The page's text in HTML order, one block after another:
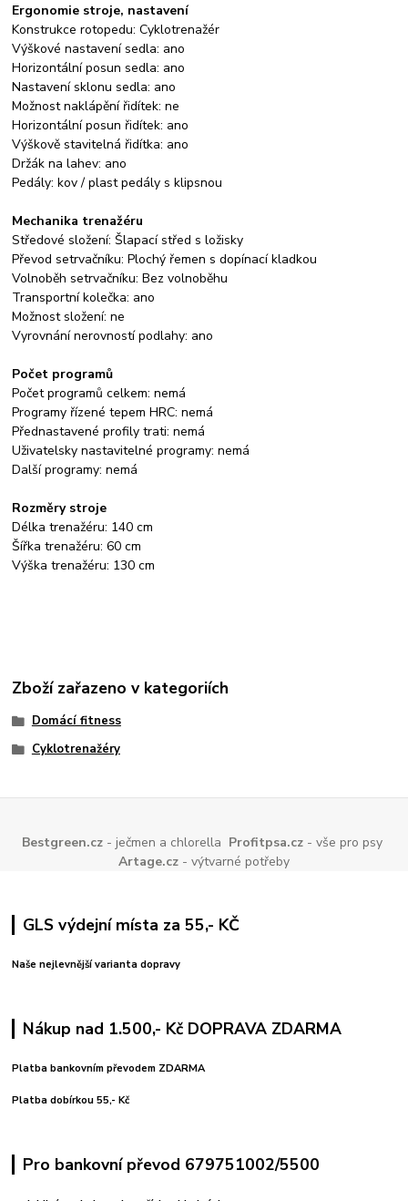
Ergonomie stroje, nastavení
Konstrukce rotopedu: Cyklotrenažér
Výškové nastavení sedla: ano
Horizontální posun sedla: ano
Nastavení sklonu sedla: ano
Možnost naklápění řidítek: ne
Horizontální posun řidítek: ano
Výškově stavitelná řidítka: ano
Držák na lahev: ano
Pedály: kov / plast pedály s klipsnou
Mechanika trenažéru
Středové složení: Šlapací střed s ložisky
Převod setrvačníku: Plochý řemen s dopínací kladkou
Volnoběh setrvačníku: Bez volnoběhu
Transportní kolečka: ano
Možnost složení: ne
Vyrovnání nerovností podlahy: ano
Počet programů
Počet programů celkem: nemá
Programy řízené tepem HRC: nemá
Přednastavené profily trati: nemá
Uživatelsky nastavitelné programy: nemá
Další programy: nemá
Rozměry stroje
Délka trenažéru: 140 cm
Šířka trenažéru: 60 cm
Výška trenažéru: 130 cm
Zboží zařazeno v kategoriích
Domácí fitness
Cyklotrenažéry
Bestgreen.cz - ječmen a chlorella Profitpsa.cz - vše pro psy
Artage.cz - výtvarné potřeby
GLS výdejní místa za 55,- KČ
Naše nejlevnější varianta dopravy
Nákup nad 1.500,- Kč DOPRAVA ZDARMA
Platba bankovním převodem ZDARMA
Platba dobírkou 55,- Kč
Pro bankovní převod 679751002/5500